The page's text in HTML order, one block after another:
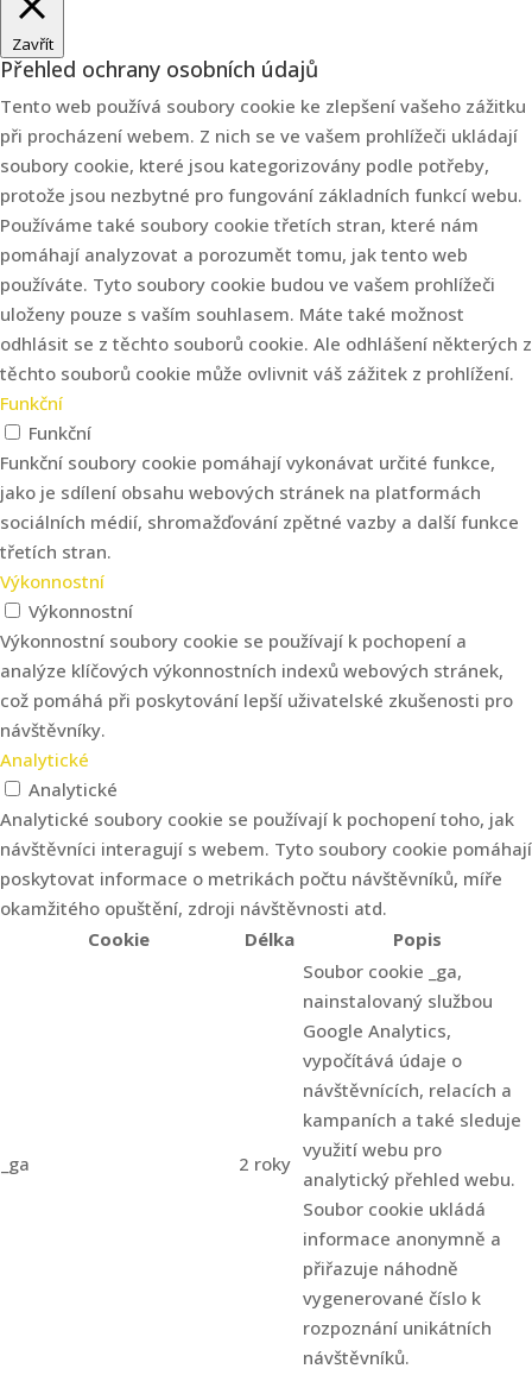
Zavřít
Přehled ochrany osobních údajů
Tento web používá soubory cookie ke zlepšení vašeho zážitku
při procházení webem. Z nich se ve vašem prohlížeči ukládají
soubory cookie, které jsou kategorizovány podle potřeby,
protože jsou nezbytné pro fungování základních funkcí webu.
Používáme také soubory cookie třetích stran, které nám
pomáhají analyzovat a porozumět tomu, jak tento web
používáte. Tyto soubory cookie budou ve vašem prohlížeči
uloženy pouze s vaším souhlasem. Máte také možnost
odhlásit se z těchto souborů cookie. Ale odhlášení některých z
těchto souborů cookie může ovlivnit váš zážitek z prohlížení.
Funkční
Funkční
Funkční soubory cookie pomáhají vykonávat určité funkce,
jako je sdílení obsahu webových stránek na platformách
sociálních médií, shromažďování zpětné vazby a další funkce
třetích stran.
Výkonnostní
Výkonnostní
Výkonnostní soubory cookie se používají k pochopení a
analýze klíčových výkonnostních indexů webových stránek,
což pomáhá při poskytování lepší uživatelské zkušenosti pro
návštěvníky.
Analytické
Analytické
Analytické soubory cookie se používají k pochopení toho, jak
návštěvníci interagují s webem. Tyto soubory cookie pomáhají
poskytovat informace o metrikách počtu návštěvníků, míře
okamžitého opuštění, zdroji návštěvnosti atd.
Cookie
Délka Popis
_ga 2 roky
Soubor cookie _ga,
nainstalovaný službou
Google Analytics,
vypočítává údaje o
návštěvnících, relacích a
kampaních a také sleduje
využití webu pro
analytický přehled webu.
Soubor cookie ukládá
informace anonymně a
přiřazuje náhodně
vygenerované číslo k
rozpoznání unikátních
návštěvníků.